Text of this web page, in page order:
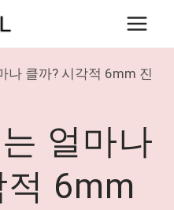
나 클까? 시각적 6mm 진
얼마나
적 6mm